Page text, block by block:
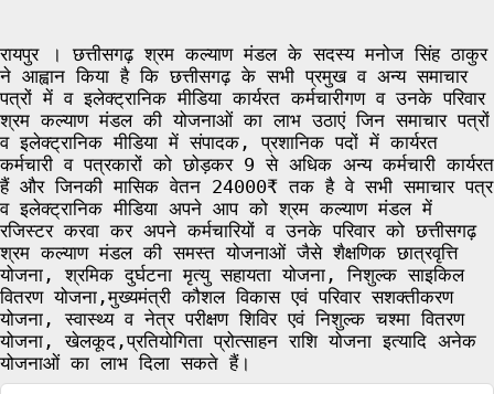
रायपुर । छत्तीसगढ़ श्रम कल्याण मंडल के सदस्य मनोज सिंह ठाकुर
ने आह्वान किया है कि छत्तीसगढ़ के सभी प्रमुख व अन्य समाचार
पत्रों में व इलेक्ट्रानिक मीडिया कार्यरत कर्मचारीगण व उनके परिवार
श्रम कल्याण मंडल की योजनाओं का लाभ उठाएं जिन समाचार पत्रों
व इलेक्ट्रानिक मीडिया में संपादक, प्रशानिक पदों में कार्यरत
कर्मचारी व पत्रकारों को छोड़कर 9 से अधिक अन्य कर्मचारी कार्यरत
हैं और जिनकी मासिक वेतन 24000₹ तक है वे सभी समाचार पत्र
व इलेक्ट्रानिक मीडिया अपने आप को श्रम कल्याण मंडल में
रजिस्टर करवा कर अपने कर्मचारियों व उनके परिवार को छत्तीसगढ़
श्रम कल्याण मंडल की समस्त योजनाओं जैसे शैक्षणिक छात्रवृत्ति
योजना, श्रमिक दुर्घटना मृत्यु सहायता योजना, निशुल्क साइकिल
वितरण योजना,मुख्यमंत्री कौशल विकास एवं परिवार सशक्तीकरण
योजना, स्वास्थ्य व नेत्र परीक्षण शिविर एवं निशुल्क चश्मा वितरण
योजना, खेलकूद,प्रतियोगिता प्रोत्साहन राशि योजना इत्यादि अनेक
योजनाओं का लाभ दिला सकते हैं।